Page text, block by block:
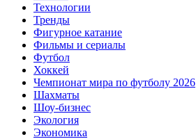
Технологии
Тренды
Фигурное катание
Фильмы и сериалы
Футбол
Хоккей
Чемпионат мира по футболу 2026
Шахматы
Шоу-бизнес
Экология
Экономика